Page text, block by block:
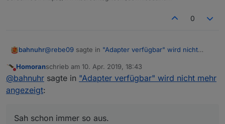
0
bahnuhr@rebe09 sagte in "Adapter verfügbar" wird nicht
@bahnuhr
Nicht stören
Homoranschrieb am 10. Apr. 2019, 18:43
zuletzt editiert von
@bahnuhr sagte in "Adapter verfügbar" wird nicht mehr
angezeigt:
Sah schon immer so aus.